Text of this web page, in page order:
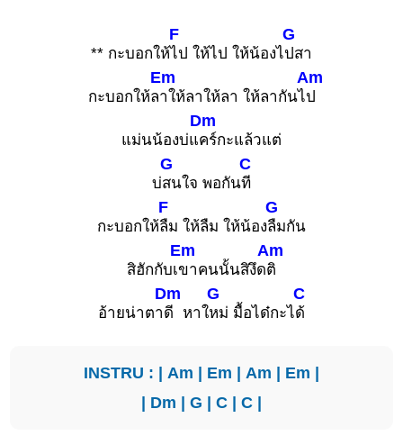
** กะบอกให้
F
ไป ให้ไป ให้น้องไ
G
ปสา
กะบอกให้ล
Em
าให้ลาให้ลา ให้ลากันไ
Am
ป
แม่นน้องบ่แ
Dm
คร์กะแล้วแต่
บ่
G
สนใจ พอกัน
C
ที
กะบอกให้
F
ลืม ให้ลืม ให้น้อง
G
ลืมกัน
สิฮักกับเ
Em
ขาคนนั้นสิงึด
Am
ติ
อ้ายน่าตา
Dm
ดี หาใ
G
หม่ มื้อได๋กะไ
C
ด้
INSTRU : | Am | Em | Am | Em |
| Dm | G | C | C |